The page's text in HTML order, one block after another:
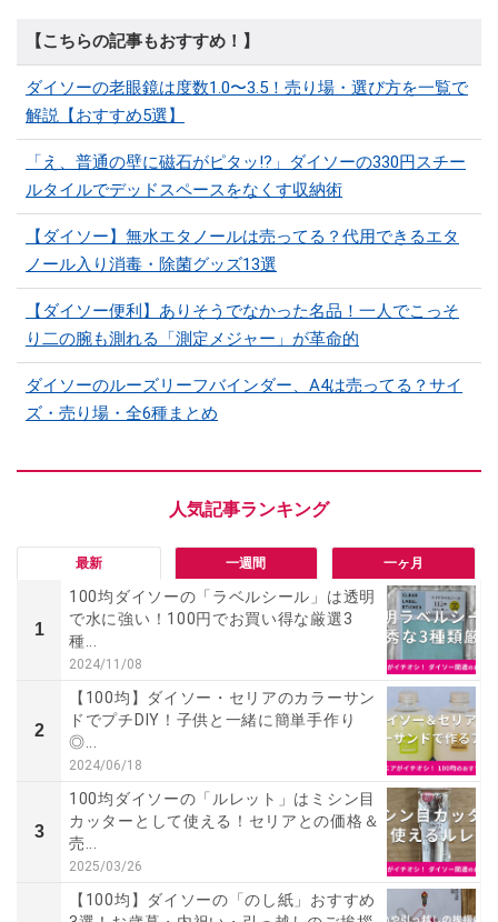
【こちらの記事もおすすめ！】
ダイソーの老眼鏡は度数1.0〜3.5！売り場・選び方を一覧で
解説【おすすめ5選】
「え、普通の壁に磁石がピタッ!?」ダイソーの330円スチー
ルタイルでデッドスペースをなくす収納術
【ダイソー】無水エタノールは売ってる？代用できるエタ
ノール入り消毒・除菌グッズ13選
【ダイソー便利】ありそうでなかった名品！一人でこっそ
り二の腕も測れる「測定メジャー」が革命的
ダイソーのルーズリーフバインダー、A4は売ってる？サイ
ズ・売り場・全6種まとめ
最新 一週間 一ヶ月
1
100均ダイソーの「ラベルシール」は透明
で水に強い！100円でお買い得な厳選3
種...
2024/11/08
2
【100均】ダイソー・セリアのカラーサン
ドでプチDIY！子供と一緒に簡単手作り
◎...
2024/06/18
3
100均ダイソーの「ルレット」はミシン目
カッターとして使える！セリアとの価格＆
売...
2025/03/26
【100均】ダイソーの「のし紙」おすすめ